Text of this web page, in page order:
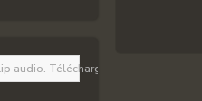
audio. Téléchargez la dernière